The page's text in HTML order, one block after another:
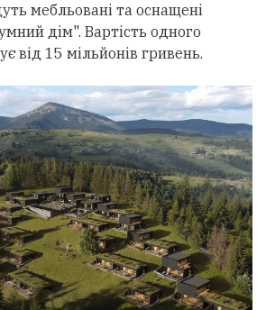
мебльовані та оснащені
дім". Вартість одного
від 15 мільйонів гривень.